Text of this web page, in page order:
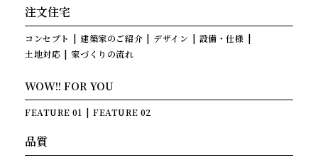
注文住宅
コンセプト 建築家のご紹介 デザイン
設備・仕様
土地対応
家づくりの流れ
WOW!! FOR YOU
FEATURE 01 FEATURE 02
品質